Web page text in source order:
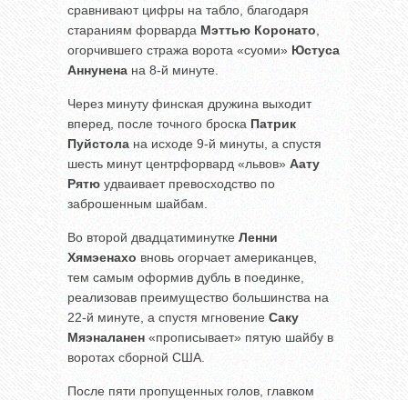
сравнивают цифры на табло, благодаря
стараниям форварда Мэттью Коронато
огорчившего стража ворота «суоми» Юстуса
Аннунена на 8-й минуте.
Через минуту финская дружина выходит
вперед, после точного броска Патрик
Пуйстола на исходе 9-й минуты, а спустя
шесть минут центрфорвард «львов» Аату
Рятю удваивает превосходство по
заброшенным шайбам.
Во второй двадцатиминутке Ленни
Хямэенахо вновь огорчает американцев,
тем самым оформив дубль в поединке,
реализовав преимущество большинства на
22-й минуте, а спустя мгновение Саку
Мяэналанен «прописывает» пятую шайбу в
воротах сборной США.
После пяти пропущенных голов, главком